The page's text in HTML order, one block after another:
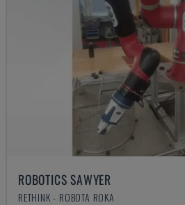
ROBOTICS SAWYER
RETHINK - ROBOTA ROKA